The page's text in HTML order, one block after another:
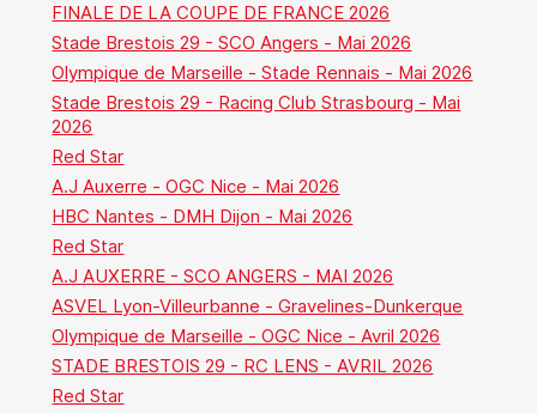
FINALE DE LA COUPE DE FRANCE 2026
Stade Brestois 29 - SCO Angers - Mai 2026
Olympique de Marseille - Stade Rennais - Mai 2026
Stade Brestois 29 - Racing Club Strasbourg - Mai
2026
Red Star
A.J Auxerre - OGC Nice - Mai 2026
HBC Nantes - DMH Dijon - Mai 2026
Red Star
A.J AUXERRE - SCO ANGERS - MAI 2026
ASVEL Lyon-Villeurbanne - Gravelines-Dunkerque
Olympique de Marseille - OGC Nice - Avril 2026
STADE BRESTOIS 29 - RC LENS - AVRIL 2026
Red Star